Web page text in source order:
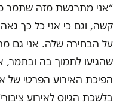
״אני מתרגשת מזה שתמר
קשה, וגם כי אני כל כך
על הבחירה שלה. אני גם
שהגיעו לתמוך בה ובתמר,
הפיכת האירוע הפרטי
בלשכת הגיוס לאירוע